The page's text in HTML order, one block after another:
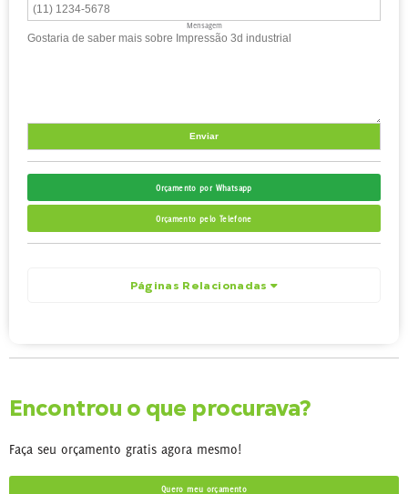
Mensagem
Orçamento por Whatsapp
Orçamento pelo Telefone
Páginas Relacionadas
Encontrou o que procurava?
Faça seu orçamento gratis agora mesmo!
Quero meu orçamento